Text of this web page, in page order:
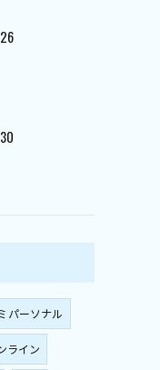
パーソナル
ライン